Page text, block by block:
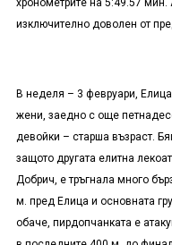
хронометрите на 5:49.57
изключително доволен от
В неделя – 3 февруари,
жени, заедно с още
девойки – старша възраст.
защото другата елитна
Добрич, е тръгнала много
м. пред Елица и основната
обаче, пирдопчанката е